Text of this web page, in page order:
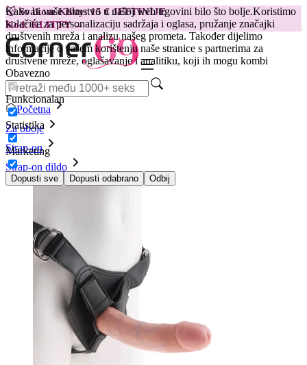
Kako bi vaše iskustvo u našoj web trgovini bilo što bolje.Koristimo
kolačiće za personalizaciju sadržaja i oglasa, pružanje značajki
društvenih mreža i analizu našeg prometa. Također dijelimo
informacije o vašem korištenju naše stranice s partnerima za
društvene mreže, oglašavanje i analitiku, koji ih mogu kombi
Obavezno
Funkcionalan
Statistika
Marketing
Dopusti sve Dopusti odabrano Odbij
😽Svakom Klitty: 15 € JEFTINIJE
Kod: KLITTY →
Početna
Za oboje
Strap-on
Strap-on dildo
Strap On King Cock, 20 cm